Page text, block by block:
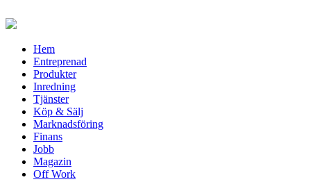
Hem
Entreprenad
Produkter
Inredning
Tjänster
Köp & Sälj
Marknadsföring
Finans
Jobb
Magazin
Off Work